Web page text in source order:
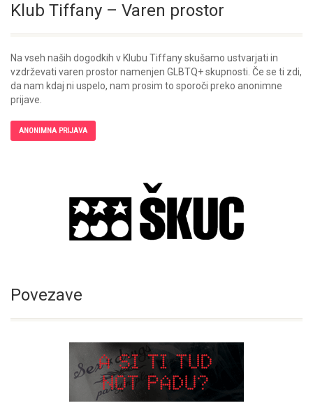
Klub Tiffany – Varen prostor
Na vseh naših dogodkih v Klubu Tiffany skušamo ustvarjati in
vzdrževati varen prostor namenjen GLBTQ+ skupnosti. Če se ti zdi,
da nam kdaj ni uspelo, nam prosim to sporoči preko anonimne
prijave.
ANONIMNA PRIJAVA
Povezave